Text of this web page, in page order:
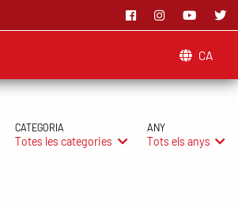
CA
CATEGORIA
Totes les categories
ANY
Tots els anys